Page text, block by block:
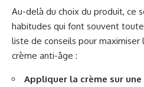
Au-delà du choix du produit, ce
habitudes qui font souvent
liste de conseils pour
crème anti-âge :
Appliquer la crème sur